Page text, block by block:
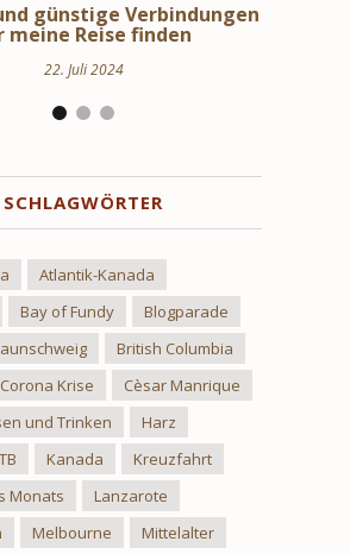
Urlaub – Haus am See in
Uppland
24. März 2024
SCHLAGWÖRTER
Atlantik-Kanada
Bay of Fundy
Blogparade
British Columbia
Corona Krise
Cèsar Manrique
und Trinken
Harz
Kanada
Kreuzfahrt
Monats
Lanzarote
Melbourne
Mittelalter